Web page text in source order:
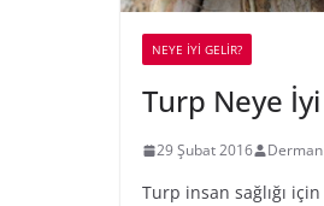
NEYE İYİ GELİR?
Turp Neye
29 Şubat 2016 Derman
Turp insan sağlığı